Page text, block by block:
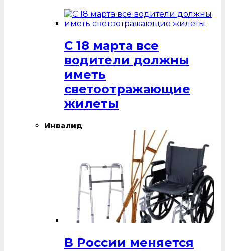
С 18 марта все
водители должны
иметь
светоотражающие
жилеты
Инвалид
В России меняется